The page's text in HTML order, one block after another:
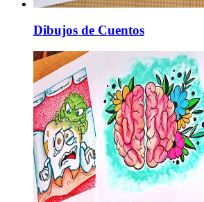
Dibujos de Cuentos